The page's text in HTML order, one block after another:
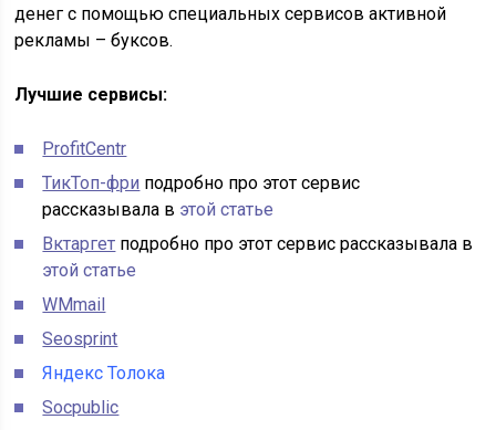
денег с помощью специальных сервисов активной
рекламы – буксов.
Лучшие сервисы:
ProfitCentr
ТикТоп-фри подробно про этот сервис
рассказывала в этой статье
Вктаргет подробно про этот сервис рассказывала в
этой статье
WMmail
Seosprint
Яндекс Толока
Socpublic